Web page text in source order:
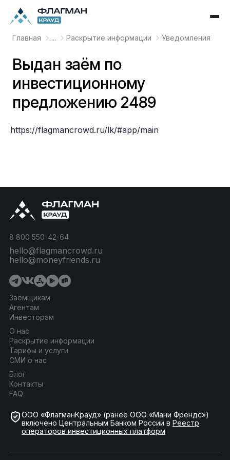
Главная ... Раскрытие информации Уведомления
Выдан заём по
инвестиционному
предложению 2489
https://flagmancrowd.ru/lk/#app/main
Заёмщикам
Агентам
Инвесторам
О нас
Раскрытие информации
Тарифы и услуги
СМИ о нас
Блог
Контакты
FAQ
8 800 550-42-64
hello@flagmancrowd.ru
hello@moneyfriends.ru
ООО «ФлагманКрауд» (ранее ООО «Мани Френдс»)
включено Центральным Банком России в Реестр
операторов инвестиционных платформ